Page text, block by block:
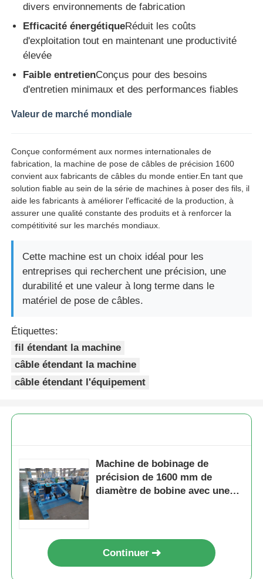
divers environnements de fabrication
Efficacité énergétiqueRéduit les coûts
d'exploitation tout en maintenant une productivité
élevée
Faible entretienConçus pour des besoins
d'entretien minimaux et des performances fiables
Valeur de marché mondiale
Conçue conformément aux normes internationales de
fabrication, la machine de pose de câbles de précision 1600
convient aux fabricants de câbles du monde entier.En tant que
solution fiable au sein de la série de machines à poser des fils, il
aide les fabricants à améliorer l'efficacité de la production, à
assurer une qualité constante des produits et à renforcer la
compétitivité sur les marchés mondiaux.
Cette machine est un choix idéal pour les
entreprises qui recherchent une précision, une
durabilité et une valeur à long terme dans le
matériel de pose de câbles.
Étiquettes:
fil étendant la machine
câble étendant la machine
câble étendant l'équipement
Machine de bobinage de
précision de 1600 mm de
diamètre de bobine avec une
Continuer